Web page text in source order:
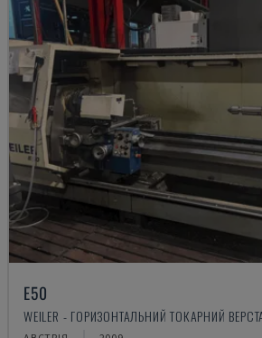
E50
WEILER - ГОРИЗОНТАЛЬНИЙ ТОКАРНИЙ